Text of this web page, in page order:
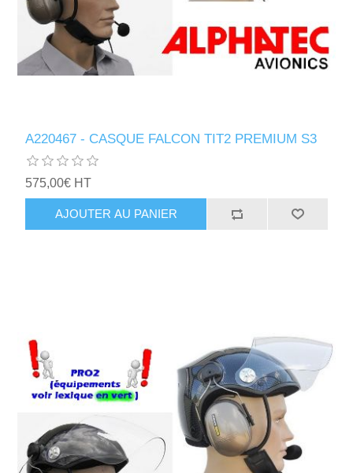
A220467 - CASQUE FALCON TIT2 PREMIUM S3
575,00€ HT
AJOUTER AU PANIER